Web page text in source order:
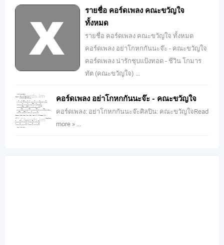
รายชื่อ คอร์ดเพลง คณะขวัญใจ
ทั้งหมด
รายชื่อ คอร์ดเพลง คณะขวัญใจ ทั้งหมด
คอร์ดเพลง อย่าโกหกกันนะจ๊ะ - คณะขวัญใจ
คอร์ดเพลง น่ารักชุบแป้งทอด - ชีวิน โกมาร
ทัต (คณะขวัญใจ) ...
คอร์ดเพลง อย่าโกหกกันนะจ๊ะ - คณะขวัญใจ
คอร์ดเพลง: อย่าโกหกกันนะจ๊ะศิลปิน: คณะขวัญใจRead
more » ...